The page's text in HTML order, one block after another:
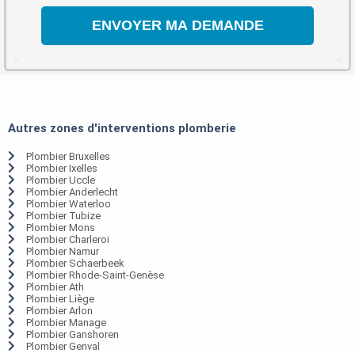
Autres zones d'interventions plomberie
Plombier Bruxelles
Plombier Ixelles
Plombier Uccle
Plombier Anderlecht
Plombier Waterloo
Plombier Tubize
Plombier Mons
Plombier Charleroi
Plombier Namur
Plombier Schaerbeek
Plombier Rhode-Saint-Genèse
Plombier Ath
Plombier Liège
Plombier Arlon
Plombier Manage
Plombier Ganshoren
Plombier Genval